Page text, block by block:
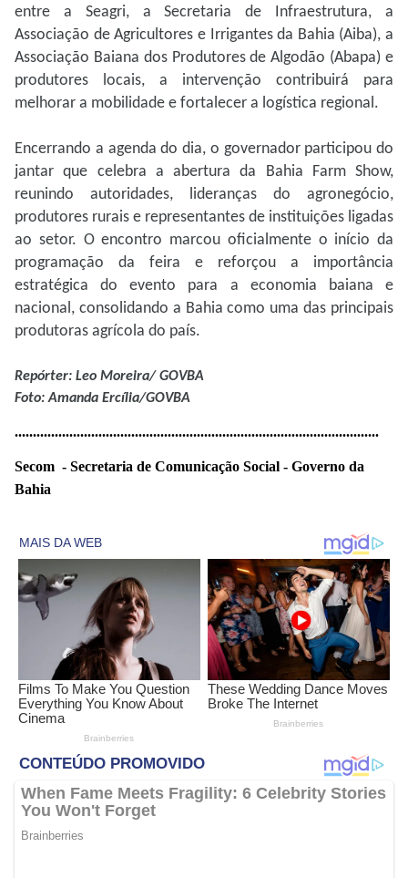
entre a Seagri, a Secretaria de Infraestrutura, a
Associação de Agricultores e Irrigantes da Bahia (Aiba), a
Associação Baiana dos Produtores de Algodão (Abapa) e
produtores locais, a intervenção contribuirá para
melhorar a mobilidade e fortalecer a logística regional.
Encerrando a agenda do dia, o governador participou do
jantar que celebra a abertura da Bahia Farm Show,
reunindo autoridades, lideranças do agronegócio,
produtores rurais e representantes de instituições ligadas
ao setor. O encontro marcou oficialmente o início da
programação da feira e reforçou a importância
estratégica do evento para a economia baiana e
nacional, consolidando a Bahia como uma das principais
produtoras agrícola do país.
Repórter: Leo Moreira/ GOVBA
Foto: Amanda Ercília/GOVBA
....................................................................................................
Secom - Secretaria de Comunicação Social - Governo da
Bahia